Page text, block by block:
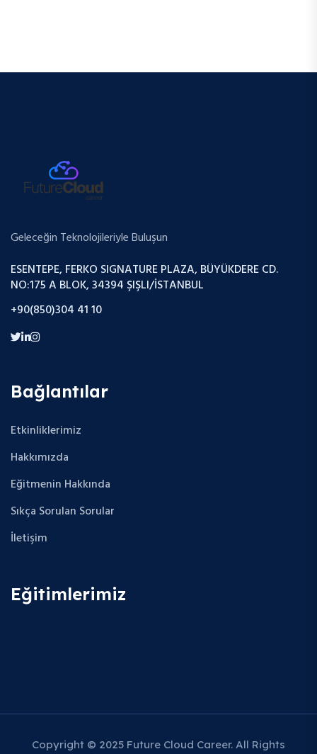
Geleceğin Teknolojileriyle Buluşun
ESENTEPE, FERKO SIGNATURE PLAZA, BÜYÜKDERE CD.
NO:175 A BLOK, 34394 ŞIŞLI/İSTANBUL
+90(850)304 41 10
Bağlantılar
Etkinliklerimiz
Hakkımızda
Eğitmenin Hakkında
Sıkça Sorulan Sorular
İletişim
Eğitimlerimiz
Copyright © 2025 Future Cloud Career. All Rights